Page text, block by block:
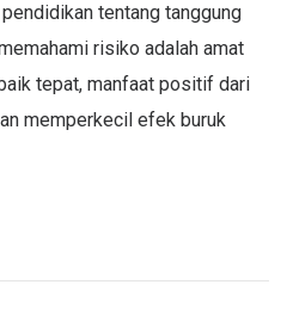
tentang tanggung
risiko adalah amat
tepat, manfaat positif dari
memperkecil efek buruk